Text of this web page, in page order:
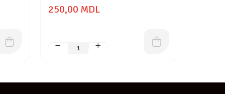
250,00 MDL